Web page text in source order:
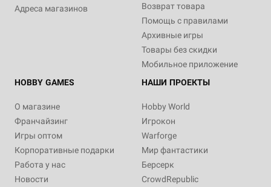
Адреса магазинов
Возврат товара
Помощь с правилами
Архивные игры
Товары без скидки
Мобильное приложение
HOBBY GAMES
О магазине
Франчайзинг
Игры оптом
Корпоративные подарки
Работа у нас
Новости
НАШИ ПРОЕКТЫ
Hobby World
Игрокон
Warforge
Мир фантастики
Берсерк
CrowdRepublic